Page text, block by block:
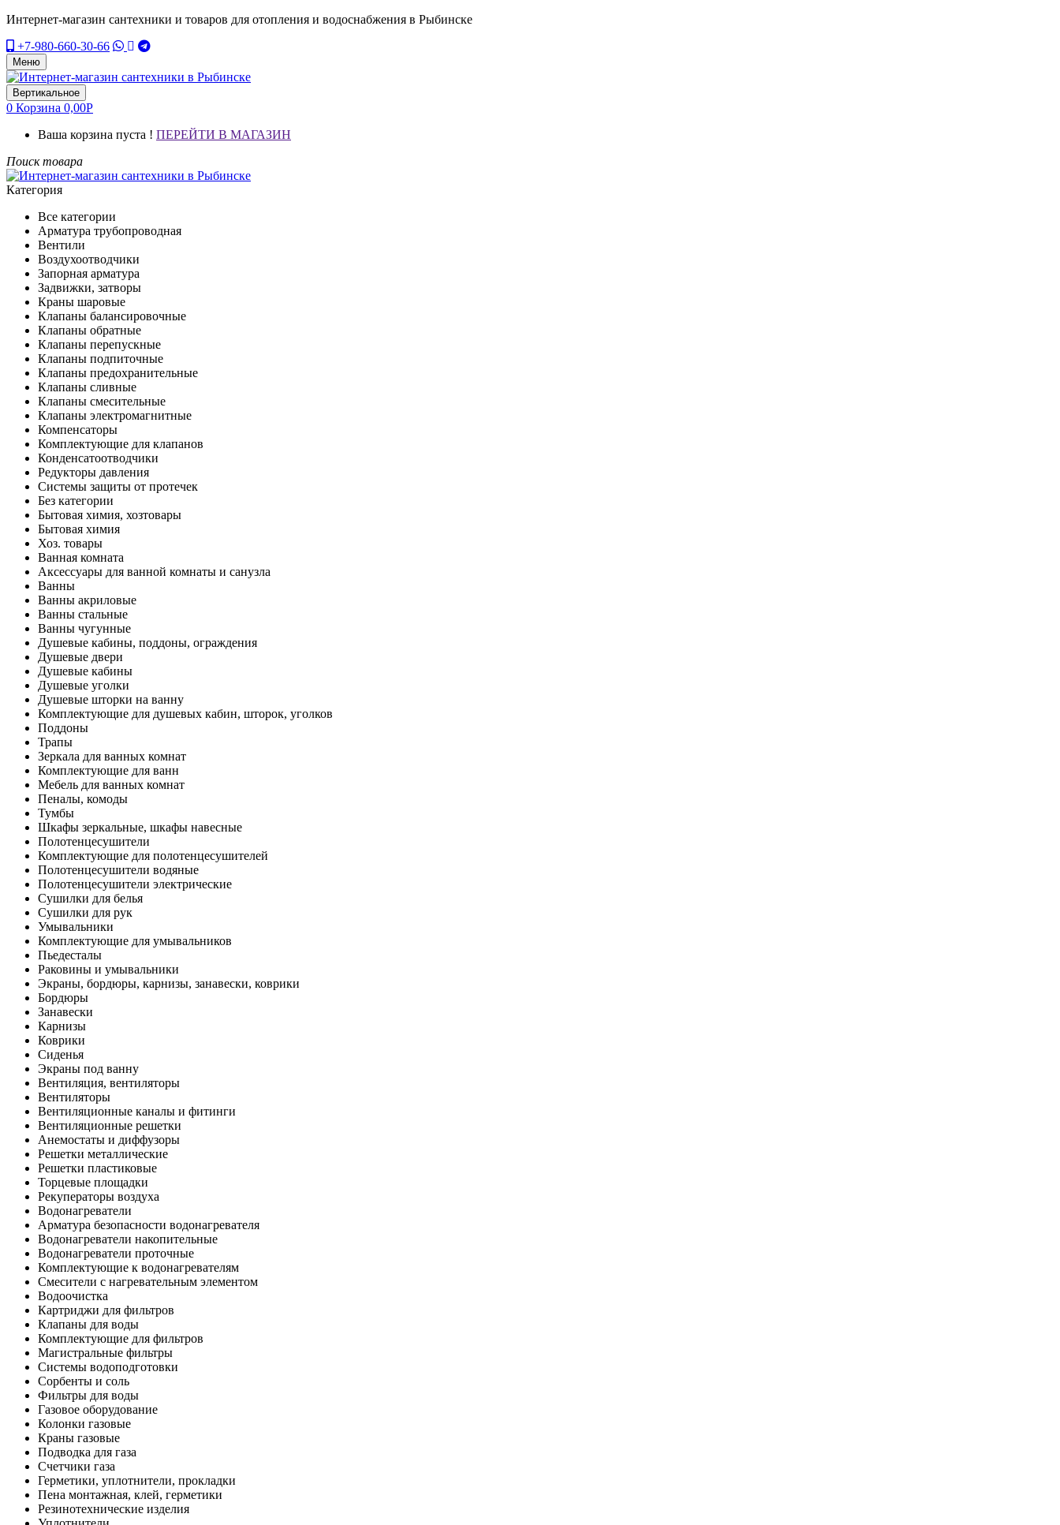
Интернет-магазин сантехники и товаров для отопления и водоснабжения в Рыбинске
+7-980-660-30-66
Меню
Вертикальное
0 Корзина 0,00Р
Ваша корзина пуста ! ПЕРЕЙТИ В МАГАЗИН
Поиск товара
Категория
Все категории
Арматура трубопроводная
Вентили
Воздухоотводчики
Запорная арматура
Задвижки, затворы
Краны шаровые
Клапаны балансировочные
Клапаны обратные
Клапаны перепускные
Клапаны подпиточные
Клапаны предохранительные
Клапаны сливные
Клапаны смесительные
Клапаны электромагнитные
Компенсаторы
Комплектующие для клапанов
Конденсатоотводчики
Редукторы давления
Системы защиты от протечек
Без категории
Бытовая химия, хозтовары
Бытовая химия
Хоз. товары
Ванная комната
Аксессуары для ванной комнаты и санузла
Ванны
Ванны акриловые
Ванны стальные
Ванны чугунные
Душевые кабины, поддоны, ограждения
Душевые двери
Душевые кабины
Душевые уголки
Душевые шторки на ванну
Комплектующие для душевых кабин, шторок, уголков
Поддоны
Трапы
Зеркала для ванных комнат
Комплектующие для ванн
Мебель для ванных комнат
Пеналы, комоды
Тумбы
Шкафы зеркальные, шкафы навесные
Полотенцесушители
Комплектующие для полотенцесушителей
Полотенцесушители водяные
Полотенцесушители электрические
Сушилки для белья
Сушилки для рук
Умывальники
Комплектующие для умывальников
Пьедесталы
Раковины и умывальники
Экраны, бордюры, карнизы, занавески, коврики
Бордюры
Занавески
Карнизы
Коврики
Сиденья
Экраны под ванну
Вентиляция, вентиляторы
Вентиляторы
Вентиляционные каналы и фитинги
Вентиляционные решетки
Анемостаты и диффузоры
Решетки металлические
Решетки пластиковые
Торцевые площадки
Рекуператоры воздуха
Водонагреватели
Арматура безопасности водонагревателя
Водонагреватели накопительные
Водонагреватели проточные
Комплектующие к водонагревателям
Смесители с нагревательным элементом
Водоочистка
Картриджи для фильтров
Клапаны для воды
Комплектующие для фильтров
Магистральные фильтры
Системы водоподготовки
Сорбенты и соль
Фильтры для воды
Газовое оборудование
Колонки газовые
Краны газовые
Подводка для газа
Счетчики газа
Герметики, уплотнители, прокладки
Пена монтажная, клей, герметики
Резинотехнические изделия